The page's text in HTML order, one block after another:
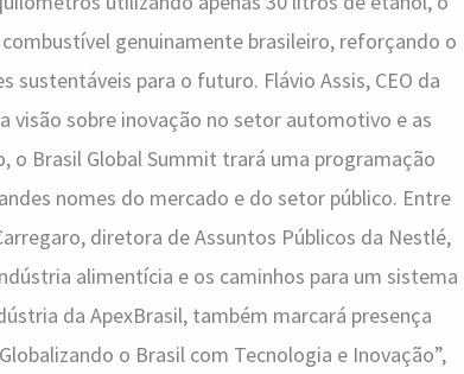
genuinamente brasileiro, reforçando o
para o futuro. Flávio Assis, CEO da
visão sobre inovação no setor automotivo e as
o Brasil Global Summit trará uma programação
nomes do mercado e do setor público. Entre
diretora de Assuntos Públicos da Nestlé,
alimentícia e os caminhos para um sistema
da ApexBrasil, também marcará presença
o Brasil com Tecnologia e Inovação”,